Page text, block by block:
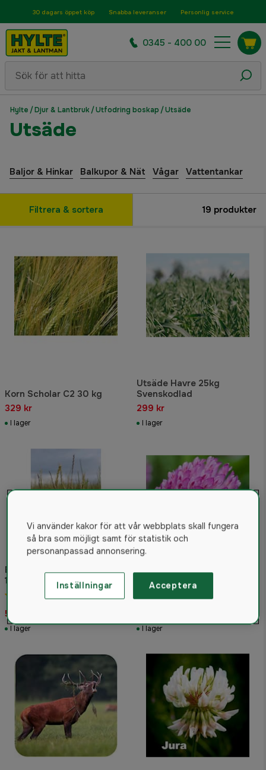
30 dagars öppet köp Snabba leveranser Personlig service
0345 - 400 00
Hylte /Djur & Lantbruk/Utfodring boskap /Utsäde
Utsäde
Baljor & Hinkar Balkupor & Nät Vågar Vattentankar
Filtrera & sortera 19 produkter
Korn Scholar C2 30 kg
329 kr
I lager
Utsäde Havre 25kg
Svenskodlad
299 kr
I lager
Eng Rajgräs SW Birger C
10kg
599 kr
I lager
Rödklöver Rozeta 1 kg
I lager
Vi använder kakor för att vår webbplats skall fungera
så bra som möjligt samt för statistik och
personanpassad annonsering.
Inställningar Acceptera